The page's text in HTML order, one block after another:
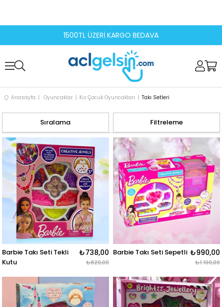
1500TL ÜZERİ KARGO BEDAVA
Anasayfa Oyuncaklar Kız Çocuk Oyuncakları Takı Setleri
Filtreleme
Sıralama
Barbie Takı Seti Tekli
Kutu
₺738,00
₺820,00
Barbie Takı Seti Sepetli ₺990,00
₺1.100,00